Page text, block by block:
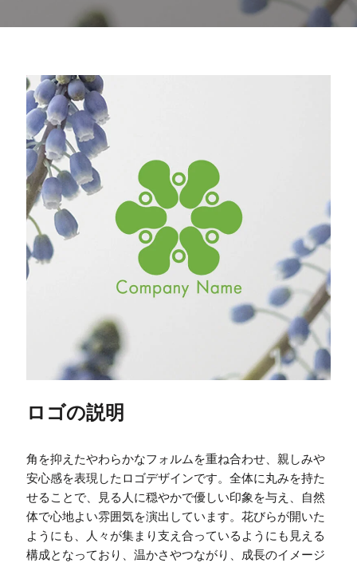
ロゴの説明
角を抑えたやわらかなフォルムを重ね合わせ、親しみや
安心感を表現したロゴデザインです。全体に丸みを持た
せることで、見る人に穏やかで優しい印象を与え、自然
体で心地よい雰囲気を演出しています。花びらが開いた
ようにも、人々が集まり支え合っているようにも見える
構成となっており、温かさやつながり、成長のイメージ